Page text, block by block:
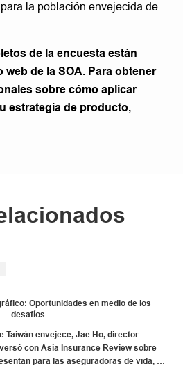
la población envejecida de
de la encuesta están
de la SOA. Para obtener
sobre cómo aplicar
estrategia de producto,
Oportunidades en medio de los
desafíos
Taiwán envejece, Jae Ho, director
con Asia Insurance Review sobre
para las aseguradoras de vida,